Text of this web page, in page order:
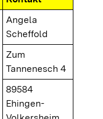
Angela
Scheffold
Zum
Tannenesch 4
89584
Ehingen-